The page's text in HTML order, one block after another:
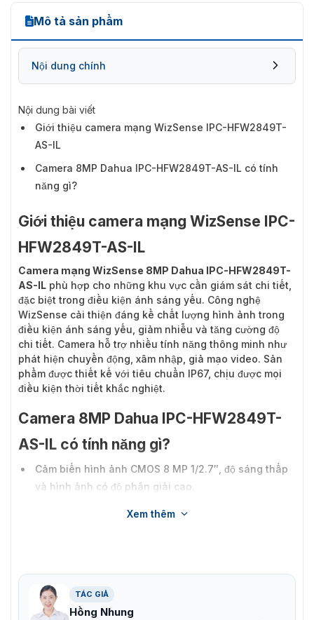
Mô tả sản phẩm
Nội dung chính
Nội dung bài viết
Giới thiệu camera mạng WizSense IPC-HFW2849T-
AS-IL
Camera 8MP Dahua IPC-HFW2849T-AS-IL có tính
năng gì?
Giới thiệu camera mạng WizSense IPC-
HFW2849T-AS-IL
Camera mạng WizSense 8MP Dahua IPC-HFW2849T-
AS-IL phù hợp cho những khu vực cần giám sát chi tiết,
đặc biệt trong điều kiện ánh sáng yếu. Công nghệ
WizSense cải thiện đáng kể chất lượng hình ảnh trong
điều kiện ánh sáng yếu, giảm nhiễu và tăng cường độ
chi tiết. Camera hỗ trợ nhiều tính năng thông minh như
phát hiện chuyển động, xâm nhập, giả mạo video. Sản
phẩm được thiết kế với tiêu chuẩn IP67, chịu được mọi
điều kiện thời tiết khắc nghiệt.
Camera 8MP Dahua IPC-HFW2849T-
AS-IL có tính năng gì?
Cảm biến hình ảnh CMOS 8 MP 1/2.7″, độ sáng thấp
và hình ảnh có độ phân giải cao.
Đầu ra tối đa 8 MP (3840 × 2160) @20 fps và hỗ trợ
Tích hợp đèn LED hồng ngoại và đèn LED ấm,
khoảng cách chiếu sáng hồng ngoại tối đa là 60 m
và khoảng cách chiếu sáng ấm tối đa là 50 m.
Xem thêm
TÁC GIẢ
Hồng Nhung